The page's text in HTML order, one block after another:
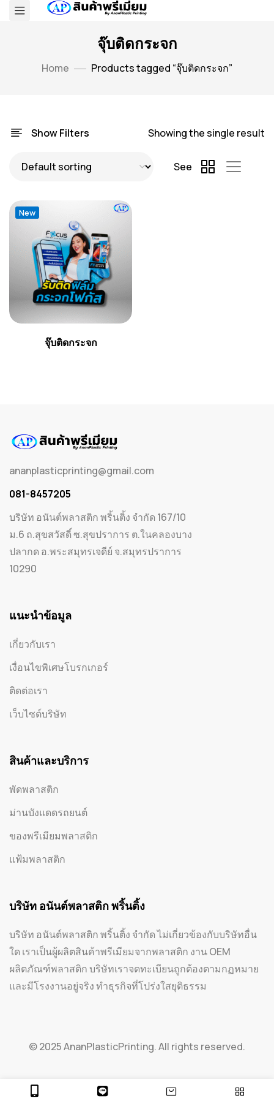
จุ๊บติดกระจก
Home Products tagged “จุ๊บติดกระจก”
Show Filters Showing the single result
See
New
จุ๊บติดกระจก
ananplasticprinting@gmail.com
081-8457205
บริษัท อนันต์พลาสติก พริ้นติ้ง จำกัด 167/10
ม.6 ถ.สุขสวัสดิ์ ซ.สุขปราการ ต.ในคลองบาง
ปลากด อ.พระสมุทรเจดีย์ จ.สมุทรปราการ
10290
แนะนำข้อมูล
เกี่ยวกับเรา
เงื่อนไขพิเศษโบรกเกอร์
ติดต่อเรา
เว็บไซต์บริษัท
สินค้าและบริการ
พัดพลาสติก
ม่านบังแดดรถยนต์
ของพรีเมียมพลาสติก
แฟ้มพลาสติก
บริษัท อนันต์พลาสติก พริ้นติ้ง
บริษัท อนันต์พลาสติก พริ้นติ้ง จำกัด ไม่เกี่ยวข้องกับบริษัทอื่น
ใด เราเป็นผู้ผลิตสินค้าพรีเมียมจากพลาสติก งาน OEM
ผลิตภัณฑ์พลาสติก บริษัทเราจดทะเบียนถูกต้องตามกฏหมาย
และมีโรงงานอยู่จริง ทำธุรกิจที่โปร่งใสยุติธรรม
© 2025 AnanPlasticPrinting. All rights reserved.